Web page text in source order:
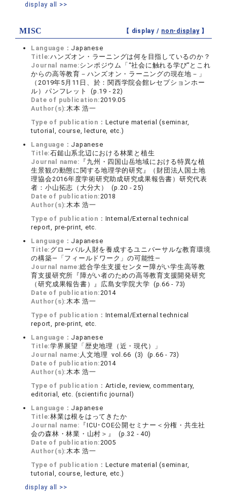
display all >>
MISC 【 display / non-display】
Language： Japanese
Title:ハンズオン・ラーニングは何を目指しているのか？
Journal name:シンポジウム「“社会に触れる学び”とこれ
からの高等教育－ハンズオン・ラーニングの現在地－」
（2019年5月11日、於：関西学院会館レセプションホー
ル）パンフレット (p.19 - 22)
Date of publication:2019.05
Author(s):木本 浩一
Type of publication： Lecture material (seminar,
tutorial, course, lecture, etc.)
Language： Japanese
Title:石鎚山系北辺における林業と植生
Journal name: 『九州・四国山岳地域における特異な植
生景観の動態に関する地理学的研究』（財団法人国土地
理協会2016年度学術研究助成研究成果報告書）研究代表
者：小山拓志（大分大） (p.20 - 25)
Date of publication:2018
Author(s):木本 浩一
Type of publication： Internal/External technical
report, pre-print, etc.
Language： Japanese
Title: グローバル人財を養成するユニバーサルな教育環境
の構築―「フィールドワーク」の可能性―
Journal name:総合学生支援センター障がい学生高等教
育支援研究所『障がい者のための高等教育支援開発研究
（研究成果報告書）』広島女学院大学 (p.66 - 73)
Date of publication:2014
Author(s):木本 浩一
Type of publication： Internal/External technical
report, pre-print, etc.
Language： Japanese
Title:学界展望「歴史地理（近・現代）」
Journal name: 人文地理 vol.66 (3) (p.66 - 73)
Date of publication:2014
Author(s):木本 浩一
Type of publication： Article, review, commentary,
editorial, etc. (scientific journal)
Language： Japanese
Title:林業は根をはってきたか
Journal name: 『ICU･COE公開セミナー＜分権・共生社
会の森林・林業・山村＞』 (p.32 - 40)
Date of publication:2005
Author(s):木本 浩一
Type of publication： Lecture material (seminar,
tutorial, course, lecture, etc.)
display all >>